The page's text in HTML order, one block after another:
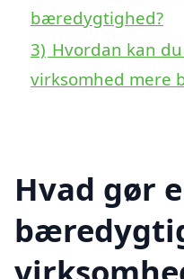
bæredygtighed?
3) Hvordan kan
virksomhed mere
Hvad gør